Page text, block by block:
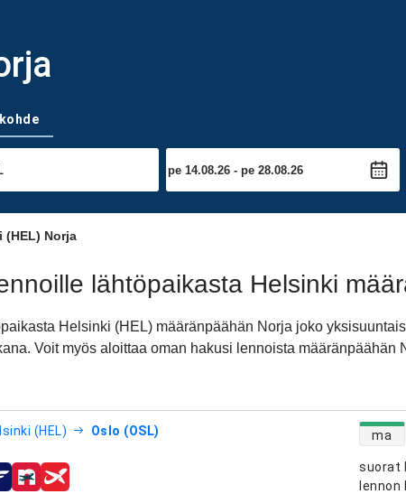
(HEL) Norja
lähtöpaikasta Helsinki
Helsinki (HEL) määränpäähän Norja joko
Voit myös aloittaa oman hakusi lennoista määränpäähän
(HEL) Oslo (OSL)
suorat
lennon
ma